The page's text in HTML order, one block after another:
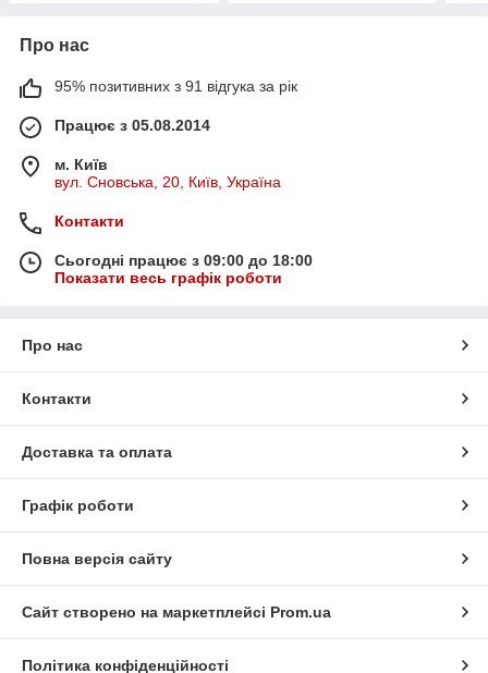
Про нас
95% позитивних з 91 відгука за рік
Працює з 05.08.2014
м. Київ
вул. Сновська, 20, Київ, Україна
Контакти
Сьогодні працює з 09:00 до 18:00
Показати весь графік роботи
Про нас
Контакти
Доставка та оплата
Графік роботи
Повна версія сайту
Сайт створено на маркетплейсі Prom.ua
Політика конфіденційності